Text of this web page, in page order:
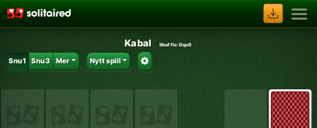
Kabal Shuffle:Dqu0
Snu 1 Snu 3 Mer Nytt spill